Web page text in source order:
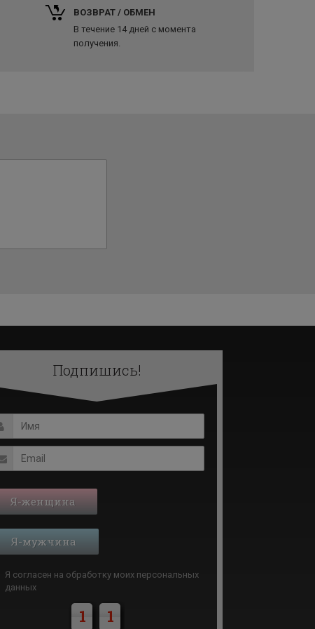
ВОЗВРАТ / ОБМЕН
В течение 14 дней с момента
получения.
Подпишись!
Я-женщина
Я-мужчина
Я согласен на обработку моих персональных
данных
1 1